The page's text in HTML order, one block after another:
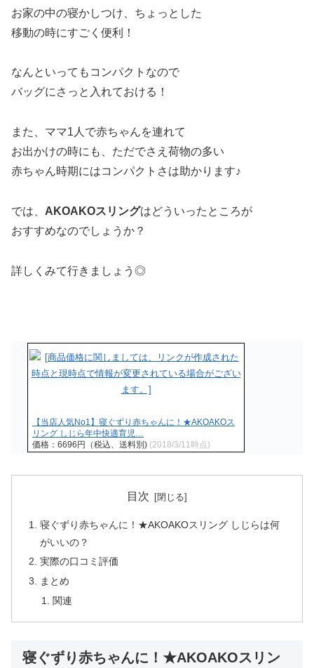
お家の中の寝かしつけ、ちょっとした
移動の時にすごく便利！
なんといってもコンパクトなので
バッグにさっと入れておける！
また、ママ1人で赤ちゃんを連れて
お出かけの時にも、ただでさえ荷物の多い
赤ちゃん時期にはコンパクトさは助かります♪
では、 AKOAKOスリングはどういったところが
おすすめなのでしょうか？
詳しくみて行きましょう◎
【当店人気No1】寝ぐずり赤ちゃんに！★AKOAKOス
リング しじら年中快適育児…
価格：6696円（税込、送料別) (2018/3/11時点)
目次
寝ぐずり赤ちゃんに！★AKOAKOスリング しじらは何
がいいの？
実際の口コミ評価
まとめ
関連
寝ぐずり赤ちゃんに！★AKOAKOスリン